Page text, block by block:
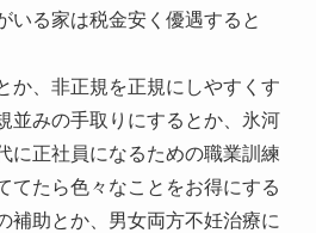
いる家は税金安く優遇すると
か、非正規を正規にしやすくす
並みの手取りにするとか、氷河
に正社員になるための職業訓練
てたら色々なことをお得にする
補助とか、男女両方不妊治療に